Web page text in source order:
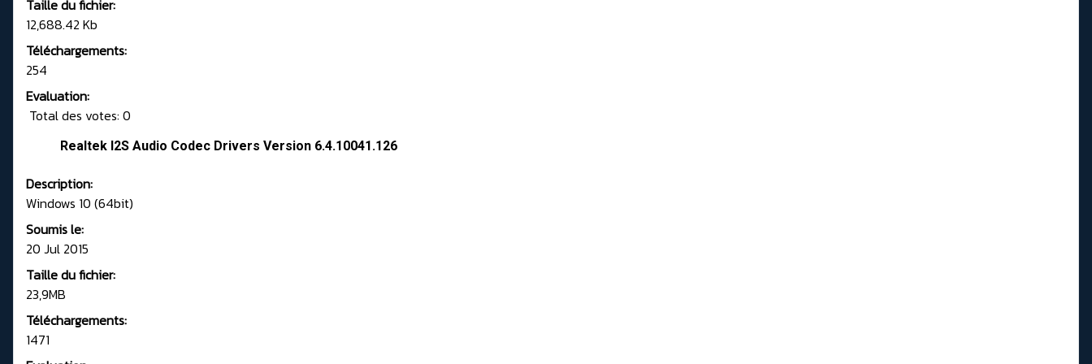
Taille du fichier:
12,688.42 Kb
Téléchargements:
254
Evaluation:
Total des votes: 0
Realtek I2S Audio Codec Drivers Version 6.4.10041.126
Description:
Windows 10 (64bit)
Soumis le:
20 Jul 2015
Taille du fichier:
23,9MB
Téléchargements:
1471